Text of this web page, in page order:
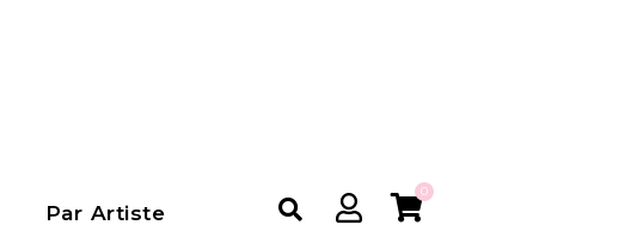
Par Artiste
0